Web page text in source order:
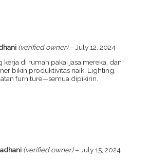
(verified owner) – July 12, 2024
di rumah pakai jasa mereka, dan
bikin produktivitas naik. Lighting,
furniture—semua dipikirin.
(verified owner) – July 15, 2024